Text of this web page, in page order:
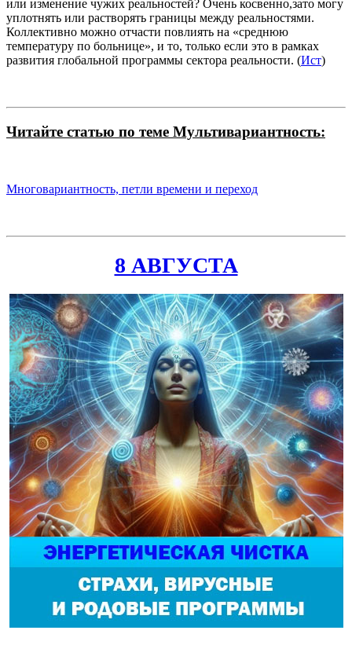
или изменение чужих реальностей? Очень косвенно,зато могу
уплотнять или растворять границы между реальностями.
Коллективно можно отчасти повлиять на «среднюю
температуру по больнице», и то, только если это в рамках
развития глобальной программы сектора реальности. (Ист)
Читайте статью по теме Мультивариантность:
Многовариантность, петли времени и переход
8 АВГУСТА